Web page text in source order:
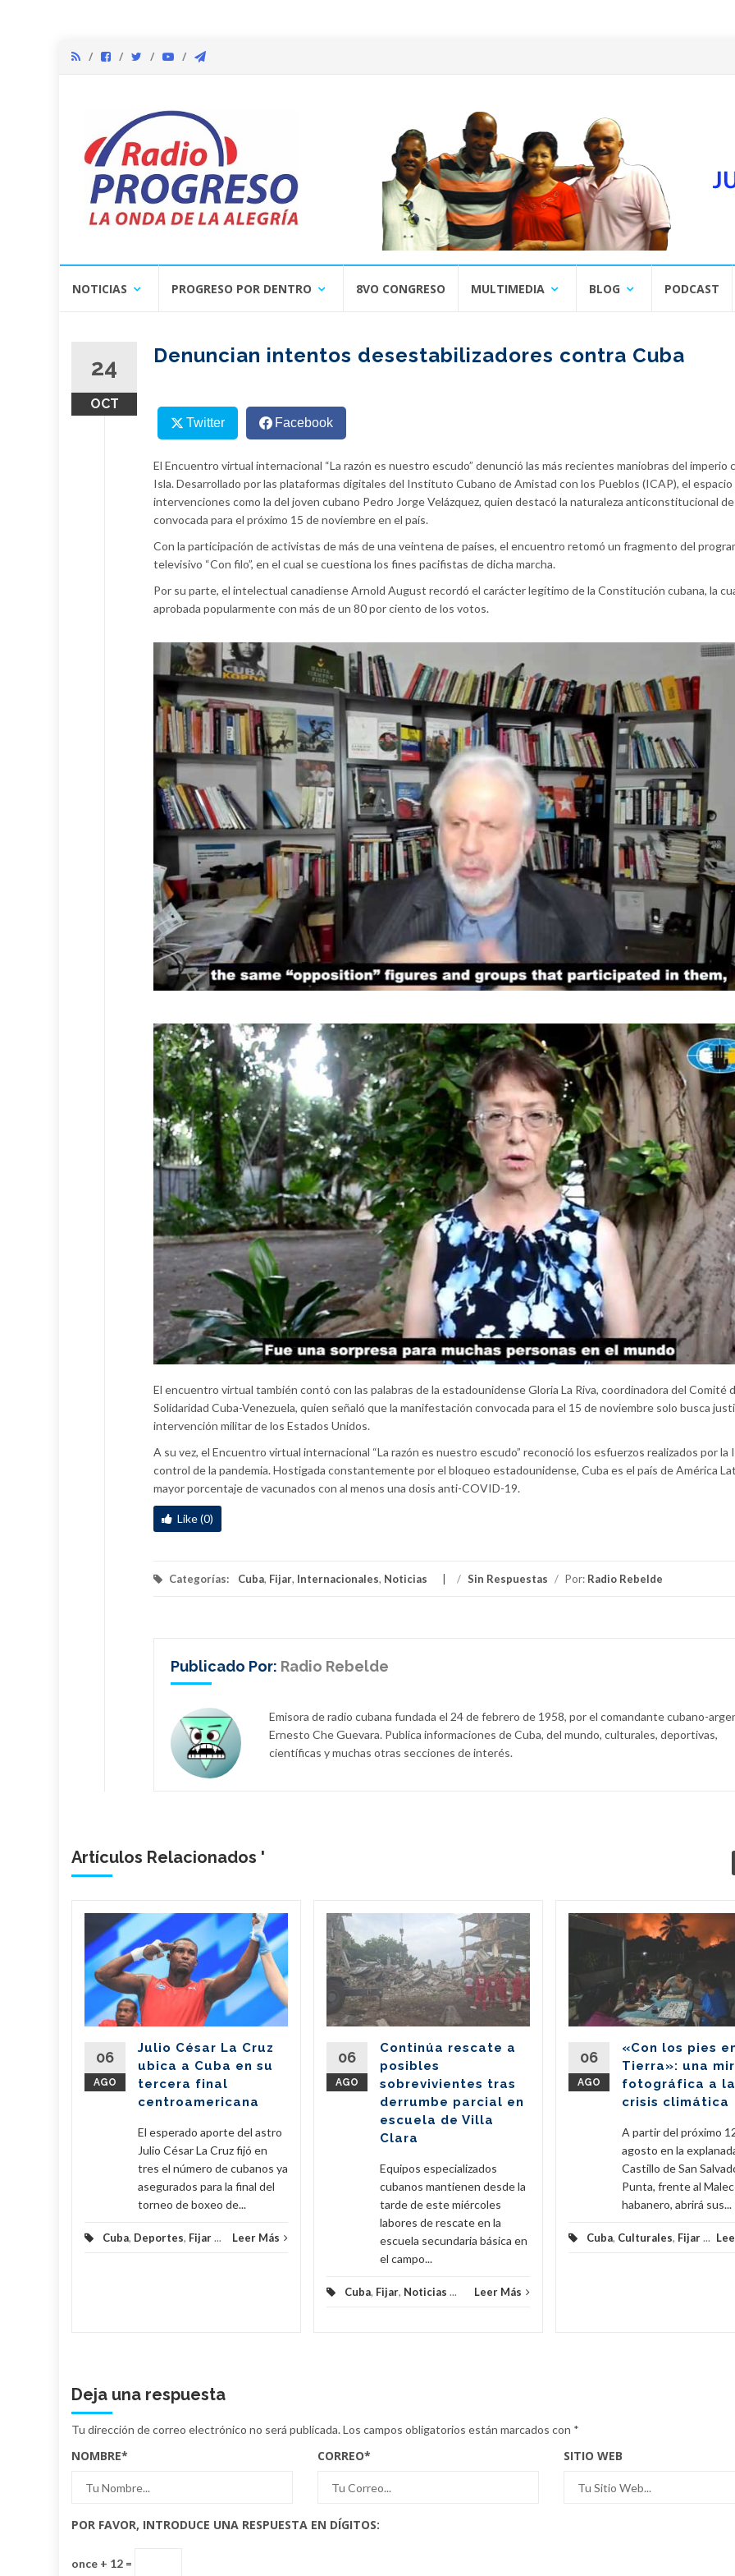
NOTICIAS PROGRESO POR DENTRO 8VO CONGRESO MULTIMEDIA BLOG PODCAST
24
OCT
Denuncian intentos desestabilizadores contra Cuba
Twitter Facebook
El Encuentro virtual internacional “La razón es nuestro escudo” denunció las más recientes maniobras del imperio
Isla. Desarrollado por las plataformas digitales del Instituto Cubano de Amistad con los Pueblos (ICAP), el espacio
intervenciones como la del joven cubano Pedro Jorge Velázquez, quien destacó la naturaleza anticonstitucional de
convocada para el próximo 15 de noviembre en el país.
Con la participación de activistas de más de una veintena de países, el encuentro retomó un fragmento del
televisivo “Con filo”, en el cual se cuestiona los fines pacifistas de dicha marcha.
Por su parte, el intelectual canadiense Arnold August recordó el carácter legítimo de la Constitución cubana, la
aprobada popularmente con más de un 80 por ciento de los votos.
El encuentro virtual también contó con las palabras de la estadounidense Gloria La Riva, coordinadora del Comité
Solidaridad Cuba-Venezuela, quien señaló que la manifestación convocada para el 15 de noviembre solo busca
intervención militar de los Estados Unidos.
A su vez, el Encuentro virtual internacional “La razón es nuestro escudo” reconoció los esfuerzos realizados por la
control de la pandemia. Hostigada constantemente por el bloqueo estadounidense, Cuba es el país de América
mayor porcentaje de vacunados con al menos una dosis anti-COVID-19.
Like (0)
Categorías: Cuba, Fijar, Internacionales, Noticias / Sin Respuestas / Por: Radio Rebelde
Publicado Por: Radio Rebelde
Emisora de radio cubana fundada el 24 de febrero de 1958, por el comandante cubano-
Ernesto Che Guevara. Publica informaciones de Cuba, del mundo, culturales, deportivas,
científicas y muchas otras secciones de interés.
Artículos Relacionados '
06
AGO
Julio César La Cruz
ubica a Cuba en su
tercera final
centroamericana
El esperado aporte del astro
Julio César La Cruz fijó en
tres el número de cubanos ya
asegurados para la final del
torneo de boxeo de...
Cuba, Deportes, Fijar... Leer Más
06
AGO
Continúa rescate a
posibles
sobrevivientes tras
derrumbe parcial en
escuela de Villa
Clara
Equipos especializados
cubanos mantienen desde la
tarde de este miércoles
labores de rescate en la
escuela secundaria básica en
el campo...
Cuba, Fijar, Noticias ... Leer Más
06
AGO
«Con los pies
Tierra»: una
fotográfica a la
crisis climática
A partir del próximo
agosto en la
Castillo de San
Punta, frente al
habanero, abrirá sus...
Cuba, Culturales, Fijar...
Deja una respuesta
Tu dirección de correo electrónico no será publicada.Los campos obligatorios están marcados con *
NOMBRE* CORREO* SITIO WEB
POR FAVOR, INTRODUCE UNA RESPUESTA EN DÍGITOS:
once + 12 =